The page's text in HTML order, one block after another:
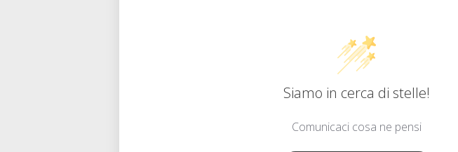
Siamo in cerca di stelle!
Comunicaci cosa ne pensi